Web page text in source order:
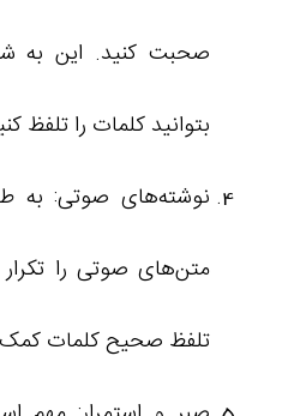
صحبت کنید. این به
بتوانید کلمات را تلفظ
نوشته‌های صوتی: به
متن‌های صوتی را
تلفظ صحیح کلمات